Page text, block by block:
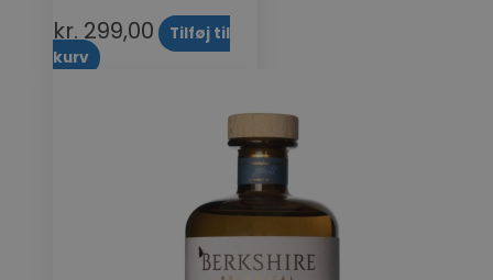
kr. 299,00
Tilføj til
kurv